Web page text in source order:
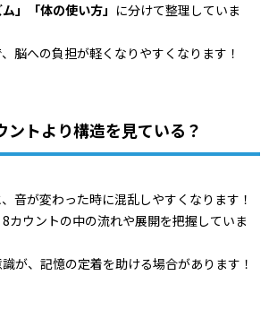
」「体の使い方」 に分けて整理していま
脳への負担が軽くなりやすくなります！
ントより構造を見ている？
音が変わった時に混乱しやすくなります！
8カウントの中の流れや展開を把握していま
が、 記憶の定着を助ける場合があります！